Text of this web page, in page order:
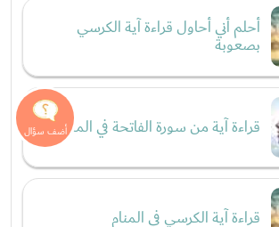
أحلم أني أحاول قراءة آية الكرسي
بصعوبة
قراءة آية من سورة الفاتحة في المنام
قراءة آية الكرسي في المنام